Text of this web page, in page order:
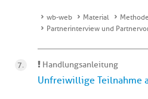
wb-web Material
Partnerinterview und
Handlungsanleitung
Unfreiwillige Teilnahme